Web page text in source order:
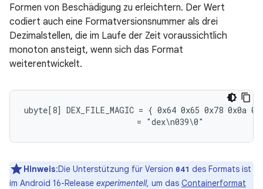
Formen von Beschädigung zu erleichtern. Der Wert
codiert auch eine Formatversionsnummer als drei
Dezimalstellen, die im Laufe der Zeit voraussichtlich
monoton ansteigt, wenn sich das Format
weiterentwickelt.
ubyte[8] DEX_FILE_MAGIC = { 0x64 0x65 0x78 0x0a
Hinweis:Die Unterstützung für Version 041 des Formats ist
im Android 16-Release experimentell, um das Containerformat